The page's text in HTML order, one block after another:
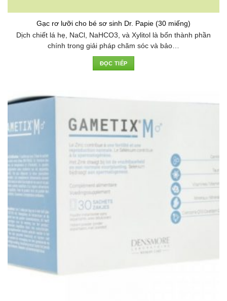
Gạc rơ lưỡi cho bé sơ sinh Dr. Papie (30 miếng)
Dịch chiết lá hẹ, NaCl, NaHCO3, và Xylitol là bốn thành phần
chính trong giải pháp chăm sóc và bảo…
ĐỌC TIẾP